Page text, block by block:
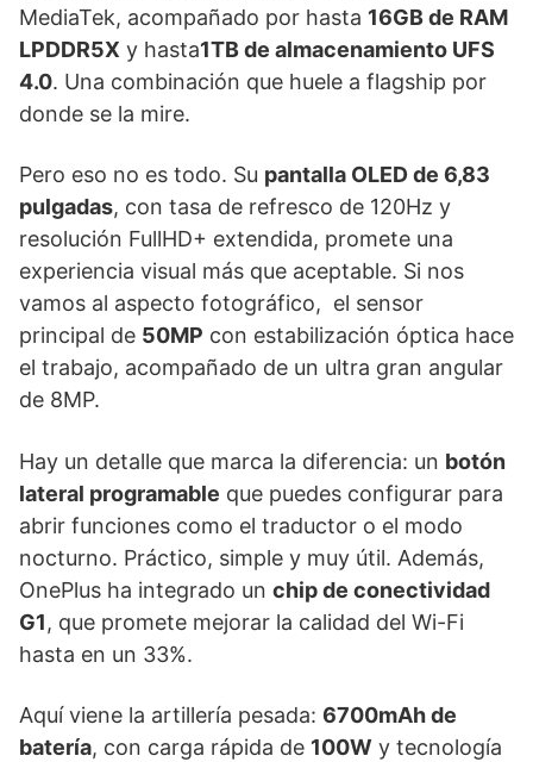
MediaTek, acompañado por hasta 16GB de RAM
LPDDR5X y hasta1TB de almacenamiento UFS
4.0. Una combinación que huele a flagship por
donde se la mire.
Pero eso no es todo. Su pantalla OLED de 6,83
pulgadas, con tasa de refresco de 120Hz y
resolución FullHD+ extendida, promete una
experiencia visual más que aceptable. Si nos
vamos al aspecto fotográfico, el sensor
principal de 50MP con estabilización óptica hace
el trabajo, acompañado de un ultra gran angular
de 8MP.
Hay un detalle que marca la diferencia: un botón
lateral programable que puedes configurar para
abrir funciones como el traductor o el modo
nocturno. Práctico, simple y muy útil. Además,
OnePlus ha integrado un chip de conectividad
G1, que promete mejorar la calidad del Wi-Fi
hasta en un 33%.
Aquí viene la artillería pesada: 6700mAh de
batería, con carga rápida de 100W y tecnología